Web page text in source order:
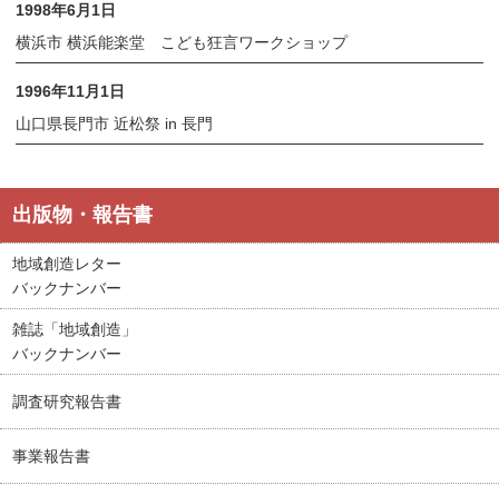
1998年6月1日
横浜市 横浜能楽堂 こども狂言ワークショップ
1996年11月1日
山口県長門市 近松祭 in 長門
出版物・報告書
地域創造レター
バックナンバー
雑誌「地域創造」
バックナンバー
調査研究報告書
事業報告書